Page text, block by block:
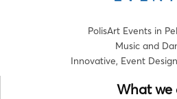
PolisArt Events in
Music and
Innovative, Event
What we